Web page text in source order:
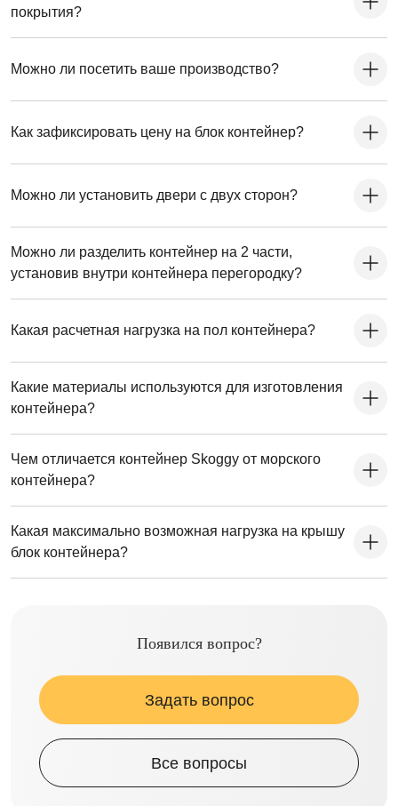
покрытия?
Можно ли посетить ваше производство?
Как зафиксировать цену на блок контейнер?
Можно ли установить двери с двух сторон?
Можно ли разделить контейнер на 2 части,
установив внутри контейнера перегородку?
Какая расчетная нагрузка на пол контейнера?
Какие материалы используются для изготовления
контейнера?
Чем отличается контейнер Skoggy от морского
контейнера?
Какая максимально возможная нагрузка на крышу
блок контейнера?
Появился вопрос?
Задать вопрос
Все вопросы